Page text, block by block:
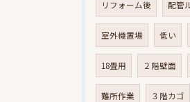
リフォーム後 配管
室外機置場 低い
18畳用 ２階壁面
難所作業 ３階カゴ